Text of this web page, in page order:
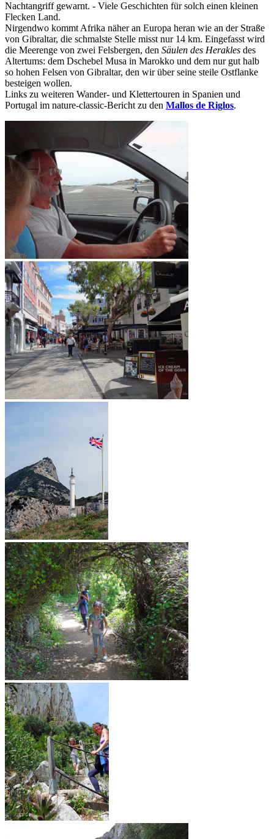
Nachtangriff gewarnt. - Viele Geschichten für solch einen kleinen
Flecken Land.
Nirgendwo kommt Afrika näher an Europa heran wie an der Straße
von Gibraltar, die schmalste Stelle misst nur 14 km. Eingefasst wird
die Meerenge von zwei Felsbergen, den Säulen des Herakles des
Altertums: dem Dschebel Musa in Marokko und dem nur gut halb
so hohen Felsen von Gibraltar, den wir über seine steile Ostflanke
besteigen wollen.
Links zu weiteren Wander- und Klettertouren in Spanien und
Portugal im nature-classic-Bericht zu den Mallos de Riglos.